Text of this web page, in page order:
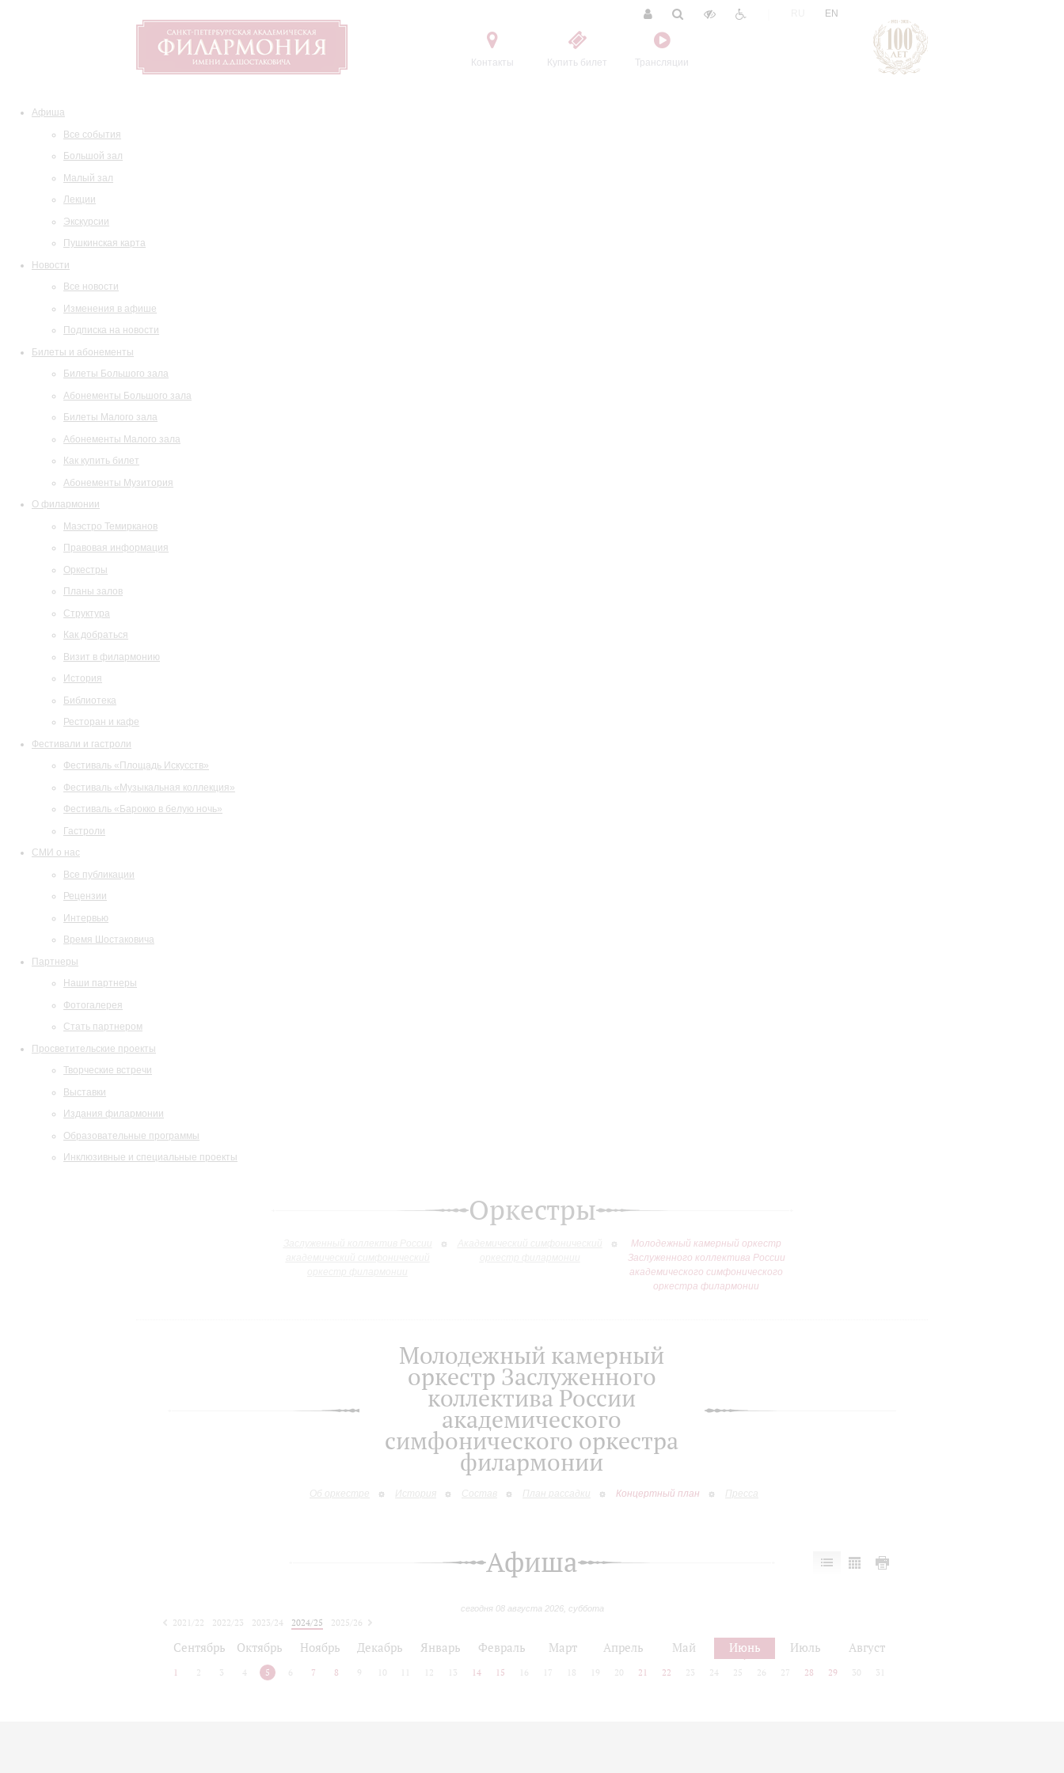
Контакты Купить билет Трансляции
EN
Афиша
Все события
Большой зал
Малый зал
Лекции
Экскурсии
Пушкинская карта
Новости
Все новости
Изменения в афише
Подписка на новости
Билеты и абонементы
Билеты Большого зала
Абонементы Большого зала
Билеты Малого зала
Абонементы Малого зала
Как купить билет
Абонементы Музитория
О филармонии
Маэстро Темирканов
Правовая информация
Оркестры
Планы залов
Структура
Как добраться
Визит в филармонию
История
Библиотека
Ресторан и кафе
Фестивали и гастроли
Фестиваль «Площадь Искусств»
Фестиваль «Музыкальная коллекция»
Фестиваль «Барокко в белую ночь»
Гастроли
СМИ о нас
Все публикации
Рецензии
Интервью
Время Шостаковича
Партнеры
Наши партнеры
Фотогалерея
Стать партнером
Просветительские проекты
Творческие встречи
Выставки
Издания филармонии
Образовательные программы
Инклюзивные и специальные проекты
Оркестры
Молодежный камерный оркестр
Заслуженного коллектива России
академического симфонического
оркестра филармонии
Молодежный камерный
оркестр Заслуженного
коллектива России
академического
симфонического оркестра
филармонии
Об оркестре История Состав План рассадки Концертный план Пресса
Афиша
сегодня 08 августа 2026, суббота
2021/22 2022/23 2023/24 2024/25
2025/26
Сентябрь Октябрь Ноябрь Декабрь Январь Февраль Март Апрель Май Июнь Июль Август
1 2 3 4 5 6 7 8 9 10 12 13 14 15 16 17 18 19 20 21 22 23 24 25 26 27 28 29 30 31